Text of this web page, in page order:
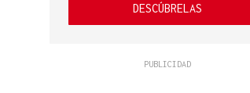
DESCÚBRELAS